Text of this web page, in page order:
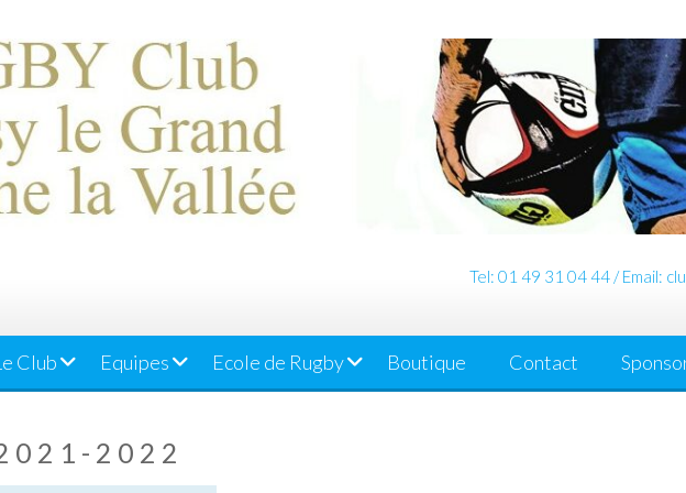
Tel: 01 49 31 04 44 / Email:
Club Equipes Ecole de Rugby Boutique Contact
2022